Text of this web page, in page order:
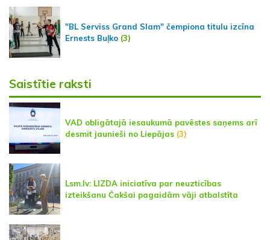
"BL Serviss Grand Slam" čempiona titulu izcīna
Ernests Buļko (3)
Saistītie raksti
VAD obligātajā iesaukumā pavēstes saņems arī
desmit jaunieši no Liepājas (3)
Lsm.lv: LIZDA iniciatīva par neuzticības
izteikšanu Čakšai pagaidām vāji atbalstīta